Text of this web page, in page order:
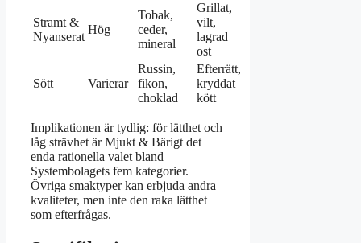
Stramt &
Nyanserat
Hög
Tobak,
ceder,
mineral
Grillat,
vilt,
lagrad
ost
Sött Varierar
Russin,
fikon,
choklad
Efterrätt,
kryddat
kött
Implikationen är tydlig: för lätthet och
låg strävhet är Mjukt & Bärigt det
enda rationella valet bland
Systembolagets fem kategorier.
Övriga smaktyper kan erbjuda andra
kvaliteter, men inte den raka lätthet
som efterfrågas.